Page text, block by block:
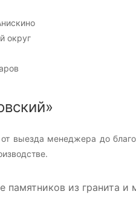
округ
выезда менеджера до
памятников из гранита и